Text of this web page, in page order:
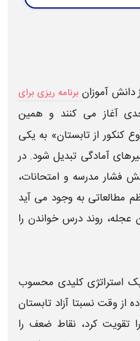
دانش آموزان برنامه ریزی برای
آغاز می کنند و همین
کنکور از تابستان» به یکی
آمادگی تبدیل شود. در
فشار مدرسه و امتحانات،
مطالعاتی به وجود می آید
روند درس خواندن را
استراتژی کلیدی محسوب
از وقت نسبتا آزاد تابستان
تقویت کرد، نقاط ضعف را